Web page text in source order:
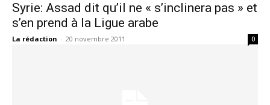
Syrie: Assad dit qu’il ne « s’inclinera pas » et
s’en prend à la Ligue arabe
La rédaction - 20 novembre 2011 0